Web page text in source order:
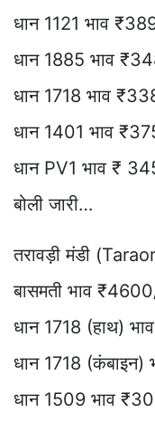
धान 1121 भाव
धान 1885 भाव
धान 1718 भाव
धान 1401 भाव
धान PV1 भाव ₹
बोली जारी…
तरावड़ी मंडी
बासमती भाव
धान 1718 (हाथ)
धान 1718
धान 1509 भाव